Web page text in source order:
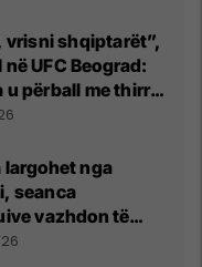
vrisni shqiptarët”,
UFC Beograd:
u përball me thirrje
nga
largohet nga
seanca
vazhdon të
orën 11:00